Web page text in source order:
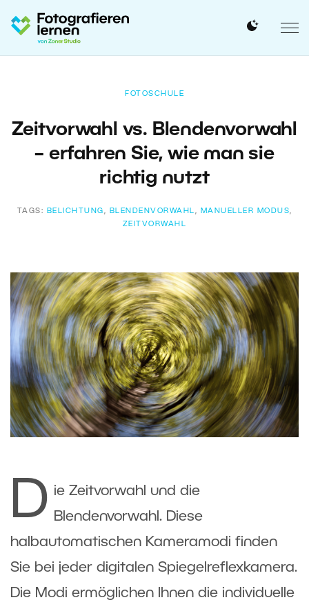
FOTOSCHULE
Zeitvorwahl vs. Blendenvorwahl
– erfahren Sie, wie man sie
richtig nutzt
TAGS: BELICHTUNG , BLENDENVORWAHL , MANUELLER MODUS,
ZEITVORWAHL
D ie Zeitvorwahl und die
Blendenvorwahl. Diese
halbautomatischen Kameramodi finden
Sie bei jeder digitalen Spiegelreflexkamera.
Die Modi ermöglichen Ihnen die individuelle